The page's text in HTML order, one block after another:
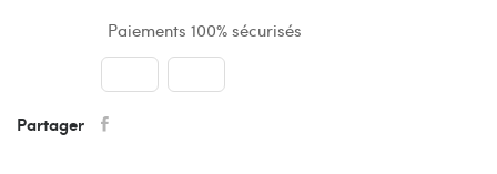
Paiements 100% sécurisés
Partager